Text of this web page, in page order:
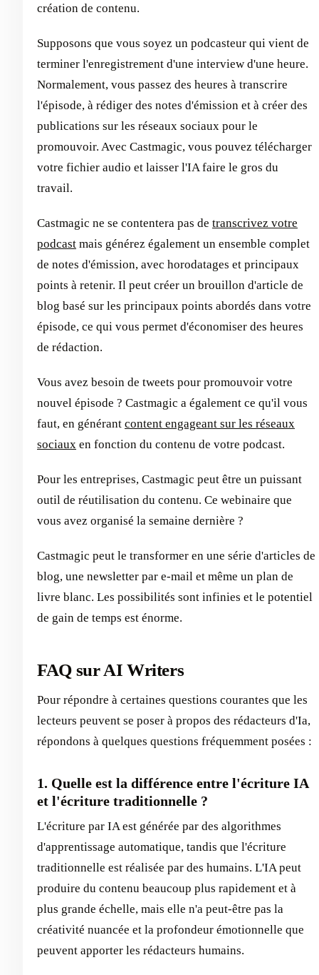
création de contenu.
Supposons que vous soyez un podcasteur qui vient de
terminer l'enregistrement d'une interview d'une heure.
Normalement, vous passez des heures à transcrire
l'épisode, à rédiger des notes d'émission et à créer des
publications sur les réseaux sociaux pour le
promouvoir. Avec Castmagic, vous pouvez télécharger
votre fichier audio et laisser l'IA faire le gros du
travail.
Castmagic ne se contentera pas de transcrivez votre
podcast mais générez également un ensemble complet
de notes d'émission, avec horodatages et principaux
points à retenir. Il peut créer un brouillon d'article de
blog basé sur les principaux points abordés dans votre
épisode, ce qui vous permet d'économiser des heures
de rédaction.
Vous avez besoin de tweets pour promouvoir votre
nouvel épisode ? Castmagic a également ce qu'il vous
faut, en générant content engageant sur les réseaux
sociaux en fonction du contenu de votre podcast.
Pour les entreprises, Castmagic peut être un puissant
outil de réutilisation du contenu. Ce webinaire que
vous avez organisé la semaine dernière ?
Castmagic peut le transformer en une série d'articles de
blog, une newsletter par e-mail et même un plan de
livre blanc. Les possibilités sont infinies et le potentiel
de gain de temps est énorme.
FAQ sur AI Writers
Pour répondre à certaines questions courantes que les
lecteurs peuvent se poser à propos des rédacteurs d'Ia,
répondons à quelques questions fréquemment posées :
1. Quelle est la différence entre l'écriture IA
et l'écriture traditionnelle ?
L'écriture par IA est générée par des algorithmes
d'apprentissage automatique, tandis que l'écriture
traditionnelle est réalisée par des humains. L'IA peut
produire du contenu beaucoup plus rapidement et à
plus grande échelle, mais elle n'a peut-être pas la
créativité nuancée et la profondeur émotionnelle que
peuvent apporter les rédacteurs humains.